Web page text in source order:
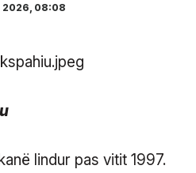
2026, 08:08
lindur pas vitit 1997.